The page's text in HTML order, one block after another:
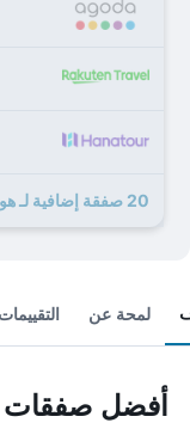
20 صفقة إضافية لـ هوتل ماي ستايز نيبوري
لمحة عن التقييمات
أفضل صفقات